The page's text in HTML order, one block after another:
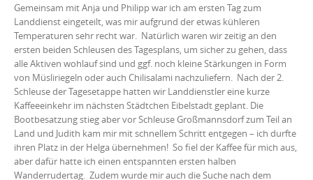
Gemeinsam mit Anja und Philipp war ich am ersten Tag zum
Landdienst eingeteilt, was mir aufgrund der etwas kühleren
Temperaturen sehr recht war. Natürlich waren wir zeitig an den
ersten beiden Schleusen des Tagesplans, um sicher zu gehen, dass
alle Aktiven wohlauf sind und ggf. noch kleine Stärkungen in Form
von Müsliriegeln oder auch Chilisalami nachzuliefern. Nach der 2.
Schleuse der Tagesetappe hatten wir Landdienstler eine kurze
Kaffeeeinkehr im nächsten Städtchen Eibelstadt geplant. Die
Bootbesatzung stieg aber vor Schleuse Großmannsdorf zum Teil an
Land und Judith kam mir mit schnellem Schritt entgegen – ich durfte
ihren Platz in der Helga übernehmen! So fiel der Kaffee für mich aus,
aber dafür hatte ich einen entspannten ersten halben
Wanderrudertag. Zudem wurde mir auch die Suche nach dem